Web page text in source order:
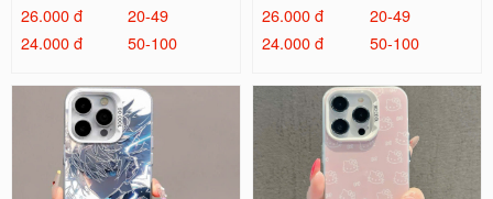
26.000 đ
20-49
24.000 đ
50-100
26.000 đ
20-49
24.000 đ
50-100